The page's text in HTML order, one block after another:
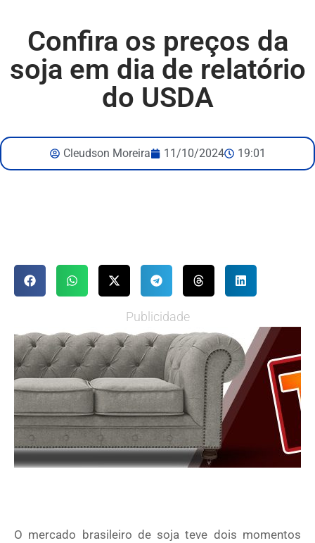
Confira os preços da
soja em dia de relatório
do USDA
Cleudson Moreira 11/10/2024 19:01
Publicidade
O mercado brasileiro de soja teve dois momentos